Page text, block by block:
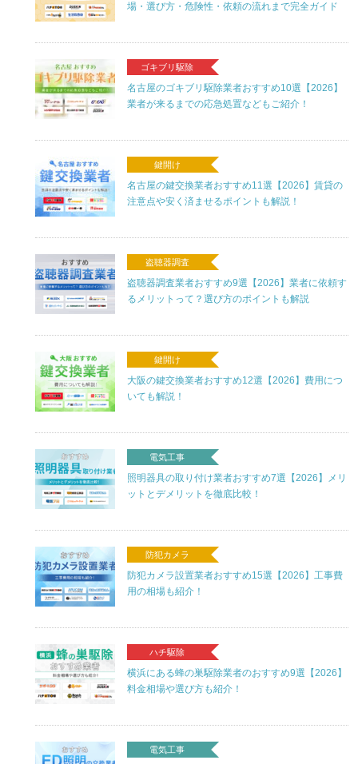
場・選び方・危険性・依頼の流れまで完全ガイド
ゴキブリ駆除
名古屋のゴキブリ駆除業者おすすめ10選【2026】
業者が来るまでの応急処置などもご紹介！
鍵開け
名古屋の鍵交換業者おすすめ11選【2026】賃貸の
注意点や安く済ませるポイントも解説！
盗聴器調査
盗聴器調査業者おすすめ9選【2026】業者に依頼す
るメリットって？選び方のポイントも解説
鍵開け
大阪の鍵交換業者おすすめ12選【2026】費用につ
いても解説！
電気工事
照明器具の取り付け業者おすすめ7選【2026】メリ
ットとデメリットを徹底比較！
防犯カメラ
防犯カメラ設置業者おすすめ15選【2026】工事費
用の相場も紹介！
ハチ駆除
横浜にある蜂の巣駆除業者のおすすめ9選【2026】
料金相場や選び方も紹介！
電気工事